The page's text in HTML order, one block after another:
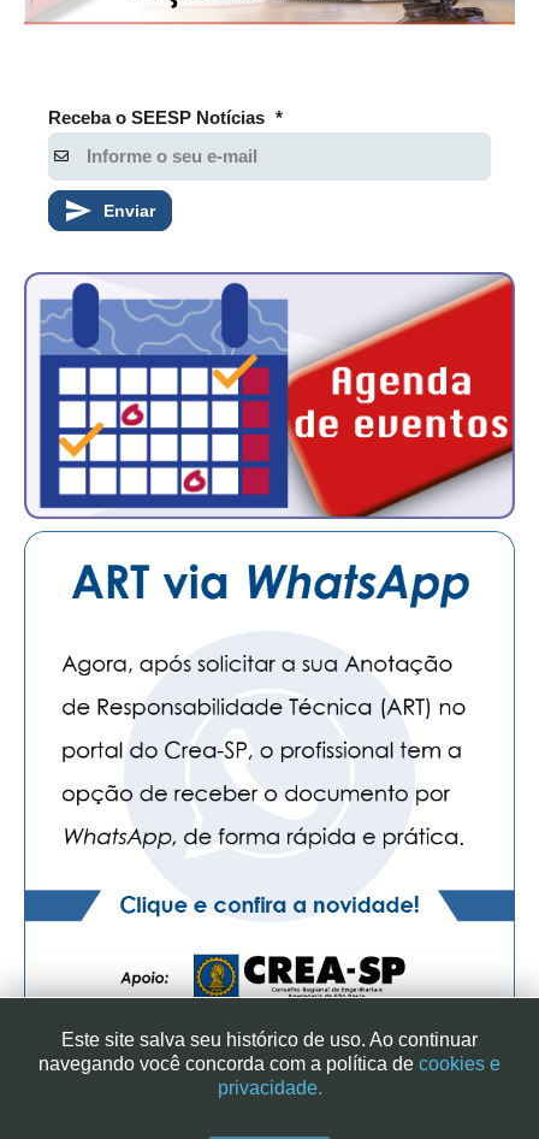
Receba o SEESP Notícias *
Enviar
SINDICATO DOS ENGENHEIROS NO ESTADO DE SÃO PAULO
Este site salva seu histórico de uso. Ao continuar
navegando você concorda com a política de cookies e
privacidade.